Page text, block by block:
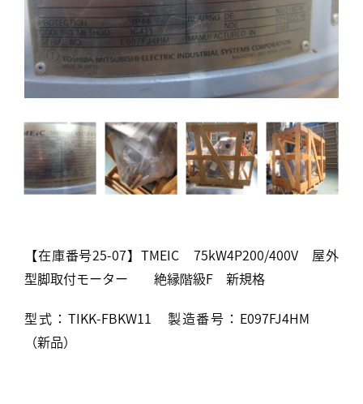
【在庫番号25-07】TMEIC 75kW4P200/400V 屋外
型脚取付モーター 絶縁階級F 新規格
型式：TIKK-FBKW11 製造番号：E097FJ4HM
（新品）